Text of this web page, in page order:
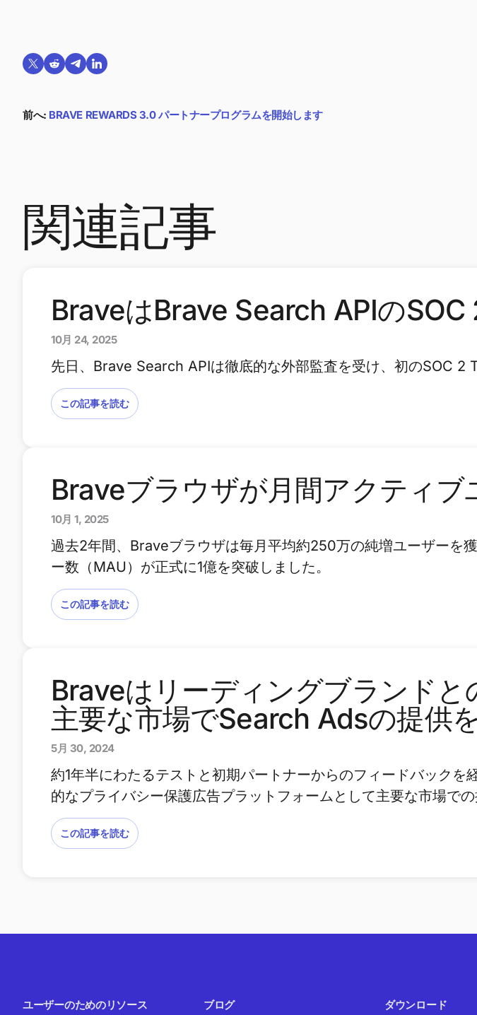
Twitterで共有する
Reddit で共有
Telegramで共有
LinkedInで共有
前へ: BRAVE REWARDS 3.0 パートナープログラムを開始します
関連記事
BraveはBrave Search APIの
10月 24, 2025
先日、Brave Search APIは徹底的な外部監査を受け、初のSOC 2
この記事を読む
Braveブラウザが月間アクティブ
10月 1, 2025
過去2年間、Braveブラウザは毎月平均約250万の純増ユーザーを
ー数（MAU）が正式に1億を突破しました。
この記事を読む
Braveはリーディングブランドと
主要な市場でSearch Adsの提供
5月 30, 2024
約1年半にわたるテストと初期パートナーからのフィードバック
的なプライバシー保護広告プラットフォームとして主要な市場での
この記事を読む
ユーザーのためのリソース ブログ ダウンロード